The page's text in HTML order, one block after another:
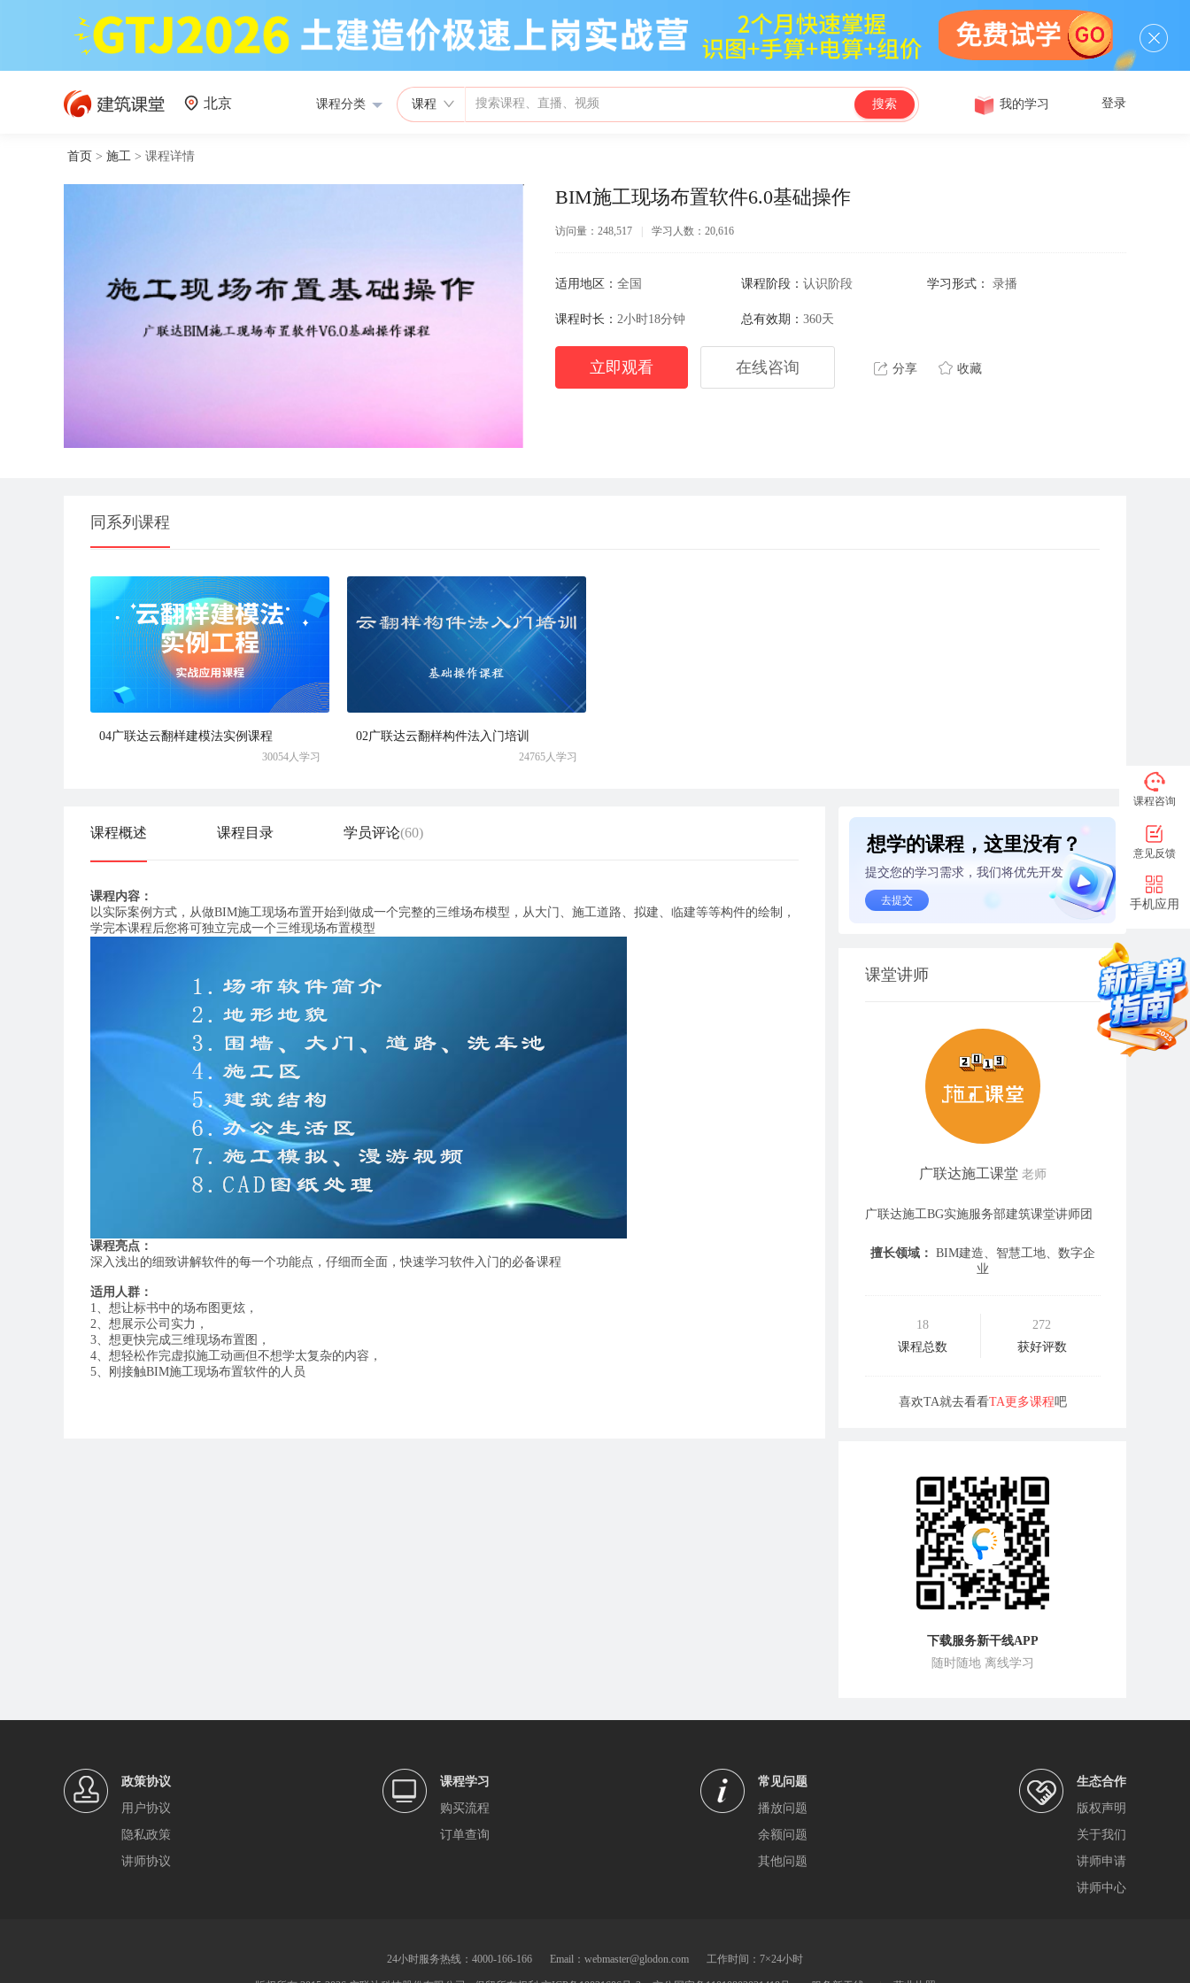
北京 课程分类 课程 搜索 我的学习 登录
首页 > 施工 > 课程详情
BIM施工现场布置软件6.0基础操作
访问量：248,517 学习人数：20,616
适用地区： 全国 课程阶段： 认识阶段 学习形式： 录播
课程时长： 2小时18分钟 总有效期： 360天
立即观看 在线咨询 分享 收藏
同系列课程
04广联达云翻样建模法实例课程
30054人学习
02广联达云翻样构件法入门培训
24765人学习
课程概述 课程目录 学员评论(60)
课程内容：
以实际案例方式，从做BIM施工现场布置开始到做成一个完整的三维场布模型，从大门、施工道路、拟建、临建等等构件的绘制，
学完本课程后您将可独立完成一个三维现场布置模型
课程亮点：
深入浅出的细致讲解软件的每一个功能点，仔细而全面，快速学习软件入门的必备课程
适用人群：
1、想让标书中的场布图更炫，
2、想展示公司实力，
3、想更快完成三维现场布置图，
4、想轻松作完虚拟施工动画但不想学太复杂的内容，
5、刚接触BIM施工现场布置软件的人员
想学的课程，这里没有？
提交您的学习需求，我们将优先开发
去提交
课堂讲师
广联达施工课堂 老师
广联达施工BG实施服务部建筑课堂讲师团
擅长领域： BIM建造、智慧工地、数字企
业
18
课程总数
272
获好评数
喜欢TA就去看看TA更多课程吧
下载服务新干线APP
随时随地 离线学习
政策协议
用户协议
隐私政策
讲师协议
课程学习
购买流程
订单查询
常见问题
播放问题
余额问题
其他问题
生态合作
版权声明
关于我们
讲师申请
讲师中心
24小时服务热线：4000-166-166 Email：webmaster@glodon.com 工作时间：7×24小时
课程咨询
意见反馈
手机应用